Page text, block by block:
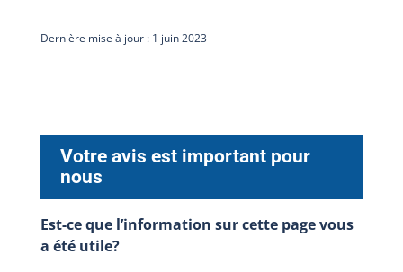
Dernière mise à jour : 1 juin 2023
Votre avis est important pour
nous
Est-ce que l’information sur cette page vous
a été utile?